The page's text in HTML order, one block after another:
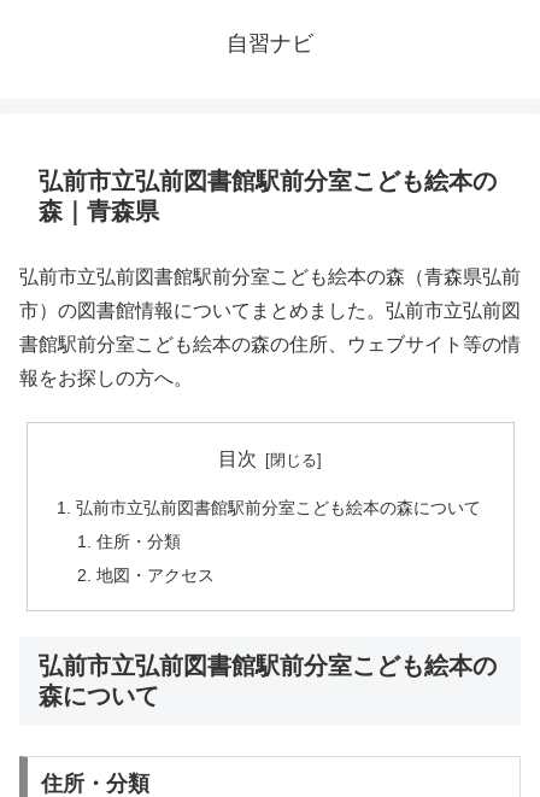
自習ナビ
弘前市立弘前図書館駅前分室こども絵本の
森｜青森県
弘前市立弘前図書館駅前分室こども絵本の森（青森県弘前
市）の図書館情報についてまとめました。弘前市立弘前図
書館駅前分室こども絵本の森の住所、ウェブサイト等の情
報をお探しの方へ。
目次
弘前市立弘前図書館駅前分室こども絵本の森について
住所・分類
地図・アクセス
弘前市立弘前図書館駅前分室こども絵本の
森について
住所・分類